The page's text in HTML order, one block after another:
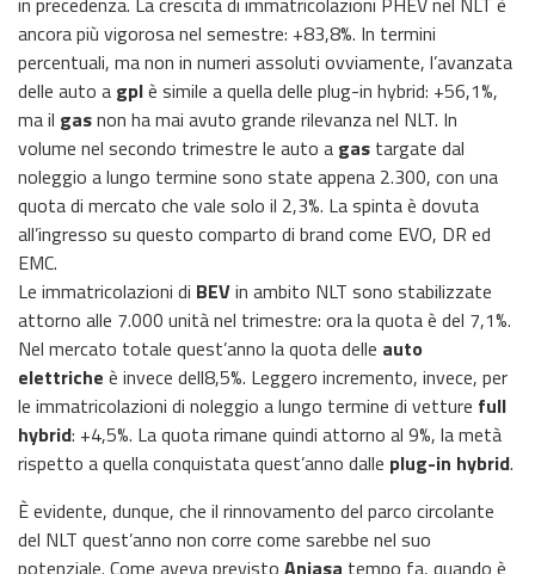
ancora più vigorosa nel semestre: +83,8%. In termini
percentuali, ma non in numeri assoluti ovviamente, l’avanzata
delle auto a gplè simile a quella delle plug-in hybrid: +56,1%,
ma il gasnon ha mai avuto grande rilevanza nel NLT. In
volume nel secondo trimestre le auto a gas targate dal
noleggio a lungo termine sono state appena 2.300, con una
quota di mercato che vale solo il 2,3%. La spinta è dovuta
all’ingresso su questo comparto di brand come EVO, DR ed
EMC.
Le immatricolazioni di BEVin ambito NLT sono stabilizzate
attorno alle 7.000 unità nel trimestre: ora la quota è del 7,1%.
Nel mercato totale quest’anno la quota delle auto
elettriche è invece dell8,5%. Leggero incremento, invece, per
le immatricolazioni di noleggio a lungo termine di vetture full
hybrid: +4,5%. La quota rimane quindi attorno al 9%, la metà
rispetto a quella conquistata quest’anno dalle plug-in hybrid.
È evidente, dunque, che il rinnovamento del parco circolante
del NLT quest’anno non corre come sarebbe nel suo